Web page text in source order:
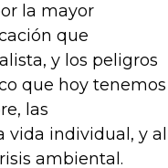
la mayor
que
y los peligros
que hoy tenemos
las
individual, y al
ambiental.